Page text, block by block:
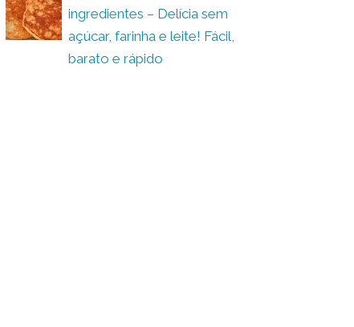
ingredientes – Delícia sem
açúcar, farinha e leite! Fácil,
barato e rápido